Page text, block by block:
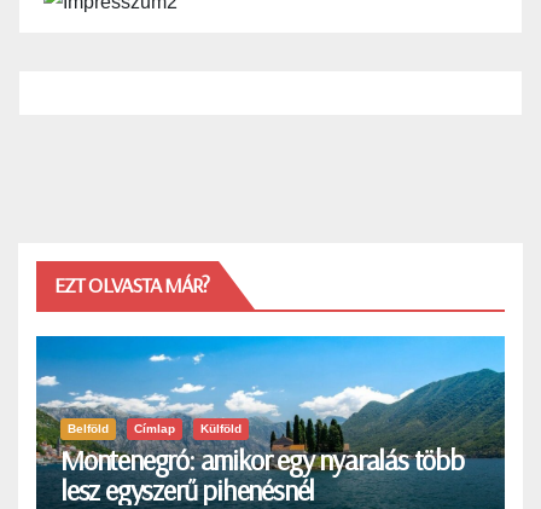
EZT OLVASTA MÁR?
Belföld Címlap Külföld
Montenegró: amikor egy nyaralás több
lesz egyszerű pihenésnél